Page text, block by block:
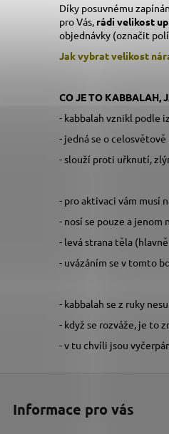
Díky posuvnému
pro Vás, rádi velikost
objednávky (označit
Jak vybrat velikost
CO JE TO KABBALAH,
- kabbalah vznikl podle
- jedná se o
- slouží proti uřknutí,
- pro aktivaci vám musí
- nosí se pouze a jenom
- levá strana těla
- uvázáním se v tomto
- kabbalah se z ruky
- když se rozváže, je to
- v tu chvíli jsou
Informace pro vás